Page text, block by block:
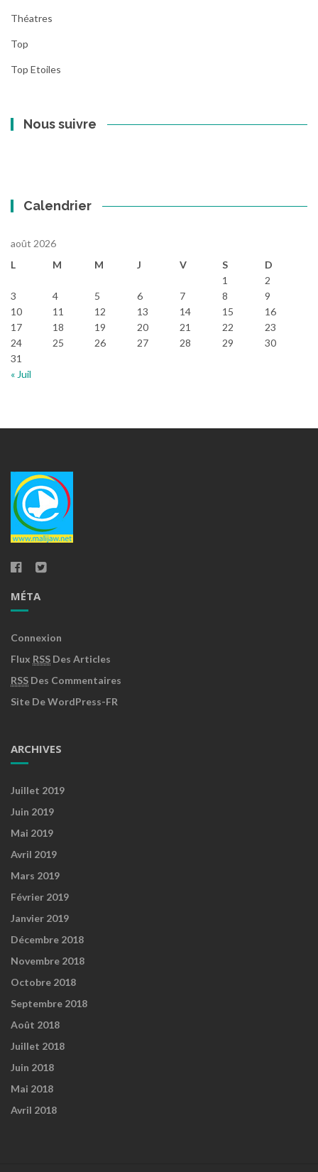
Théatres
Top
Top Etoiles
Nous suivre
Calendrier
août 2026
L
M M J V S D
« Juil
1
2
3
4 5 6 7 8
9
10
11 12 13 14 15
16
17
18 19 20 21 22
23
24
25 26 27 28 29
30
31
MÉTA
Connexion
Flux RSS Des Articles
RSS Des Commentaires
Site De WordPress-FR
ARCHIVES
Juillet 2019
Juin 2019
Mai 2019
Avril 2019
Mars 2019
Février 2019
Janvier 2019
Décembre 2018
Novembre 2018
Octobre 2018
Septembre 2018
Août 2018
Juillet 2018
Juin 2018
Mai 2018
Avril 2018